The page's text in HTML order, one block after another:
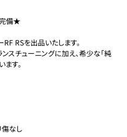
完備★
RSを出品いたします。
スチューニングに加え、希少な「純
す。
傷なし